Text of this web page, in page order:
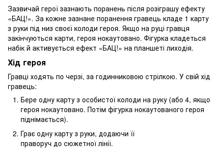
Зазвичай герої зазнають поранень після розіграшу ефекту
«БАЦ!». За кожне зазнане поранення гравець кладе 1 карту
з руки під низ своєї колоди героя. Якщо на руці гравця
закінчуються карти, героя нокаутовано. Фігурка кладеться
набік й активується ефект «БАЦ!» на планшеті лиходія.
Хід героя
Гравці ходять по черзі, за годинниковою стрілкою. У свій хід
гравець:
Бере одну карту з особистої колоди на руку (або 4, якщо
героя нокаутовано. Потім фігурка нокаутованого героя
піднімається).
Грає одну карту з руки, додаючи її
праворуч до сюжетної лінії.